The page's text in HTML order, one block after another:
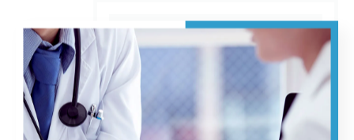
カテゴリー Categories
全てのカテゴリー
予防接種
訪問診療